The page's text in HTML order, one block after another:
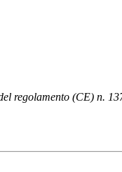
regolamento (CE) n.